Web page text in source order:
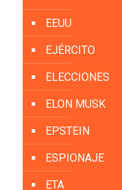
EEUU
EJÉRCITO
ELECCIONES
ELON MUSK
EPSTEIN
ESPIONAJE
ETA